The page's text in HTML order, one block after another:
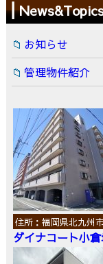
お知らせ
管理物件紹介
住所：福岡県北九州
ダイナコート小